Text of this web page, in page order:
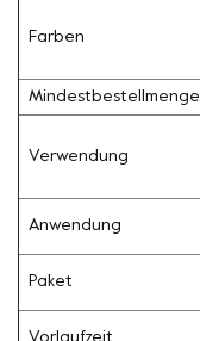
Farben
Mindestbestellmenge
Verwendung
Anwendung
Paket
Vorlaufzeit